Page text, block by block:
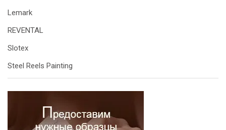
Lemark
REVENTAL
Slotex
Steel Reels Painting